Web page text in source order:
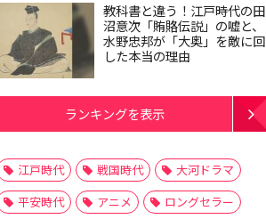
教科書と違う！江戸時代の田
沼意次「賄賂伝説」の嘘と、
水野忠邦が「大奥」を敵に回
した本当の理由
ランキングを表示
江戸時代 戦国時代
大河ドラマ
平安時代
アニメ
ロングセラー